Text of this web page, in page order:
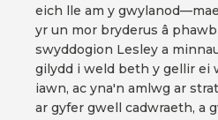
eich lle am y
yr un mor bryderus â phawb
swyddogion Lesley a
gilydd i weld beth y gellir ei
iawn, ac yna'n amlwg ar
ar gyfer gwell cadwraeth, a